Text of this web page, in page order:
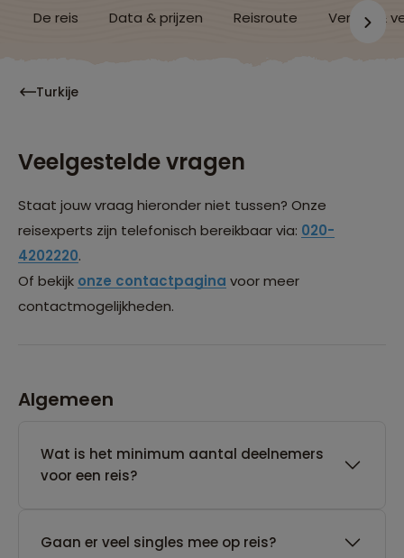
De reis Data & prijzen Reisroute Verblijf &
Turkije
Veelgestelde vragen
Staat jouw vraag hieronder niet tussen? Onze
reisexperts zijn telefonisch bereikbaar via: 020-
4202220.
Of bekijk onze contactpagina voor meer
contactmogelijkheden.
Algemeen
Wat is het minimum aantal deelnemers
voor een reis?
Gaan er veel singles mee op reis?